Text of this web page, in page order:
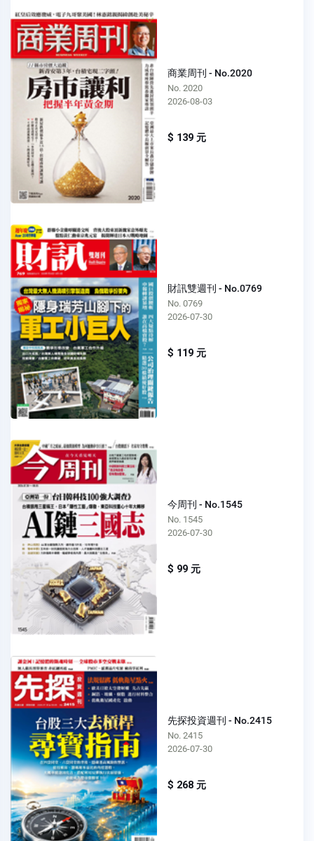
商業周刊 - No.2020
No. 2020
2026-08-03
$ 139 元
財訊雙週刊 - No.0769
No. 0769
2026-07-30
$ 119 元
今周刊 - No.1545
No. 1545
2026-07-30
$ 99 元
先探投資週刊 - No.2415
No. 2415
2026-07-30
$ 268 元